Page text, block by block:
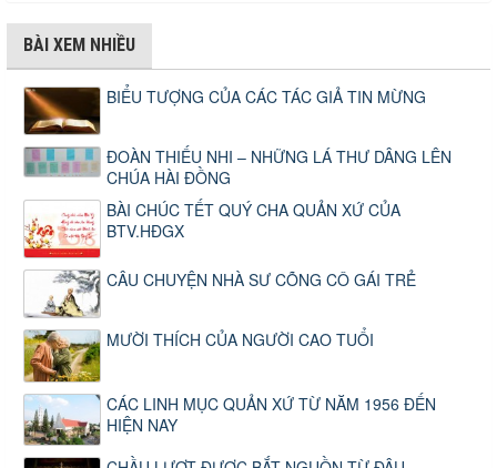
BÀI XEM NHIỀU
BIỂU TƯỢNG CỦA CÁC TÁC GIẢ TIN MỪNG
ĐOÀN THIẾU NHI – NHỮNG LÁ THƯ DÂNG LÊN
CHÚA HÀI ĐỒNG
BÀI CHÚC TẾT QUÝ CHA QUẢN XỨ CỦA
BTV.HĐGX
CÂU CHUYỆN NHÀ SƯ CÕNG CÔ GÁI TRẺ
MƯỜI THÍCH CỦA NGƯỜI CAO TUỔI
CÁC LINH MỤC QUẢN XỨ TỪ NĂM 1956 ĐẾN
HIỆN NAY